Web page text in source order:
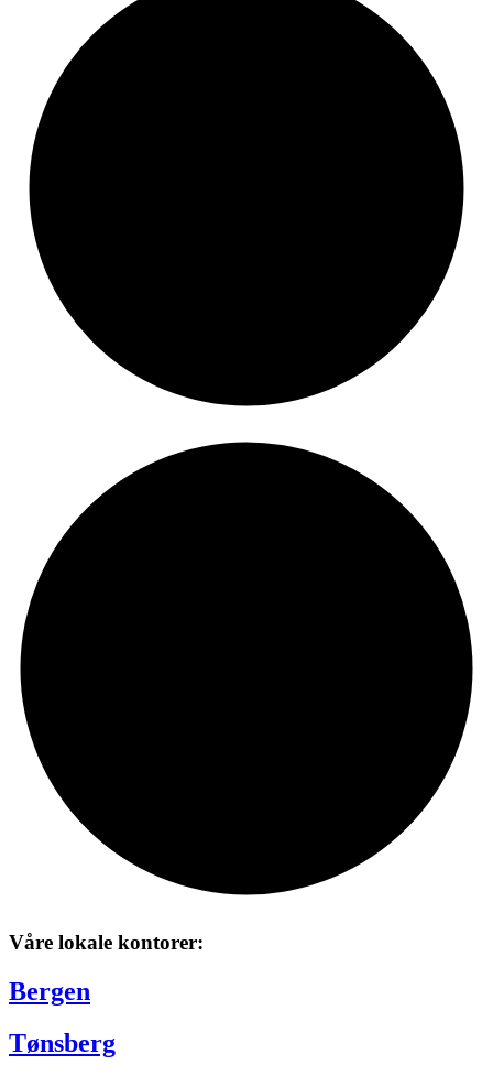
Våre lokale kontorer:
Bergen
Tønsberg